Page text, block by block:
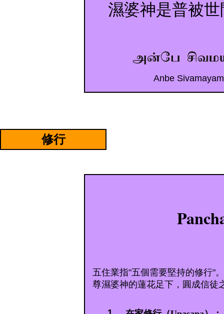
濕婆神是普被
Anbe
修行
五住業指"五個需要堅持的修行"
尊濕婆神的蓮花足下，圓成信徒